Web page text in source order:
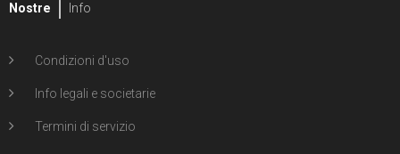
Nostre Info
Condizioni d'uso
Info legali e societarie
Termini di servizio